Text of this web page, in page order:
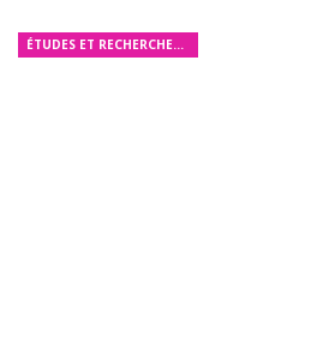
ÉTUDES ET RECHERCHES MÉDICALES